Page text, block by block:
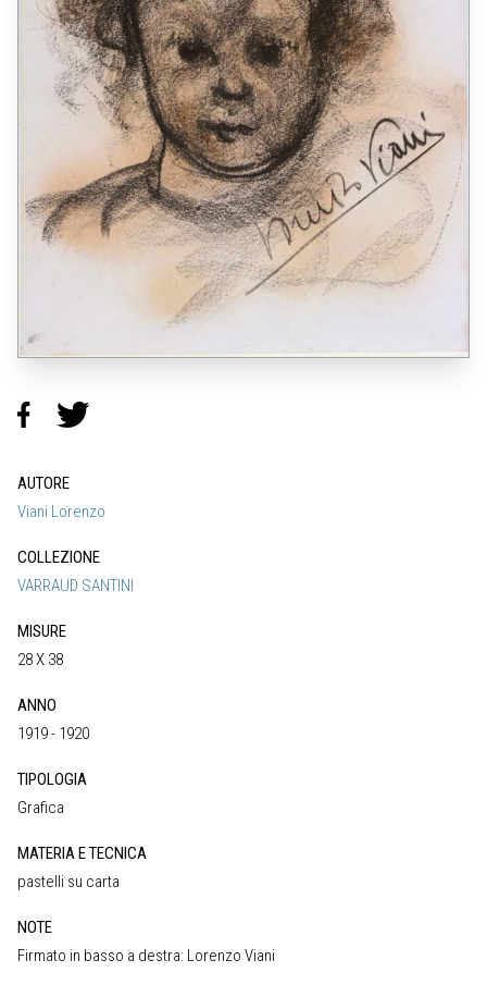
AUTORE
Viani Lorenzo
COLLEZIONE
VARRAUD SANTINI
MISURE
28 X 38
ANNO
1919 - 1920
TIPOLOGIA
Grafica
MATERIA E TECNICA
pastelli su carta
NOTE
Firmato in basso a destra: Lorenzo Viani